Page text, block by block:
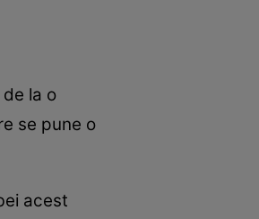
la o
se pune o
acest